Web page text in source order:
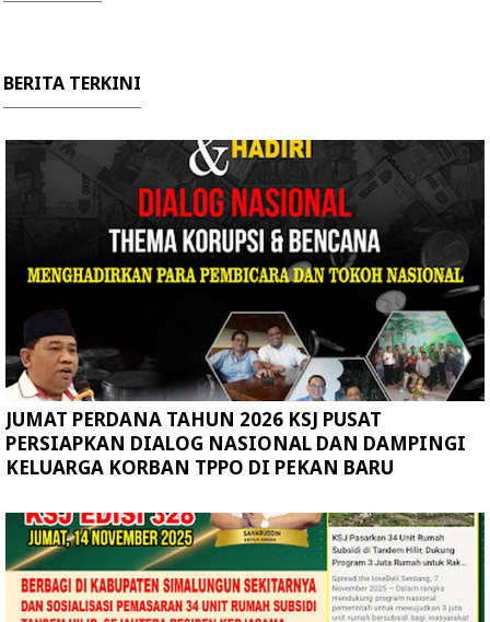
BERITA TERKINI
JUMAT PERDANA TAHUN 2026 KSJ PUSAT
PERSIAPKAN DIALOG NASIONAL DAN DAMPINGI
KELUARGA KORBAN TPPO DI PEKAN BARU